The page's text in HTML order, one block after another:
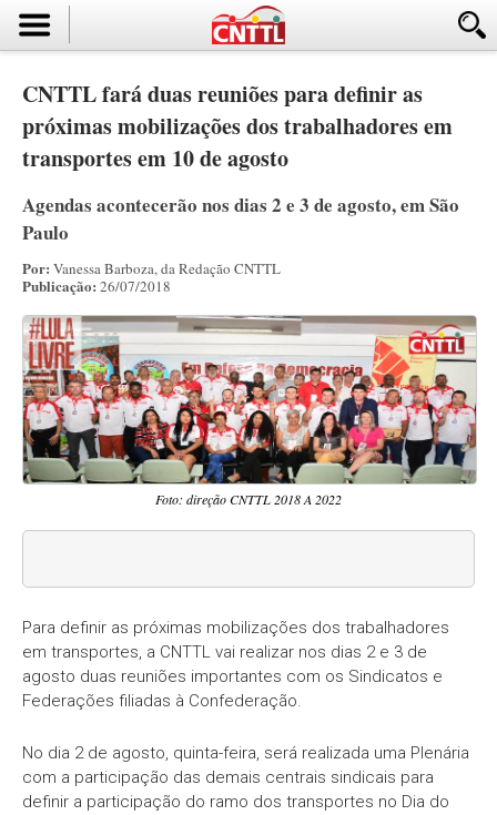
CNTTL fará duas reuniões para definir as
próximas mobilizações dos trabalhadores em
transportes em 10 de agosto
Agendas acontecerão nos dias 2 e 3 de agosto, em São
Paulo
Por: Vanessa Barboza, da Redação CNTTL
Publicação: 26/07/2018
Foto: direção CNTTL 2018 A 2022
Para definir as próximas mobilizações dos trabalhadores
em transportes, a CNTTL vai realizar nos dias 2 e 3 de
agosto duas reuniões importantes com os Sindicatos e
Federações filiadas à Confederação.
No dia 2 de agosto, quinta-feira, será realizada uma Plenária
com a participação das demais centrais sindicais para
definir a participação do ramo dos transportes no Dia do